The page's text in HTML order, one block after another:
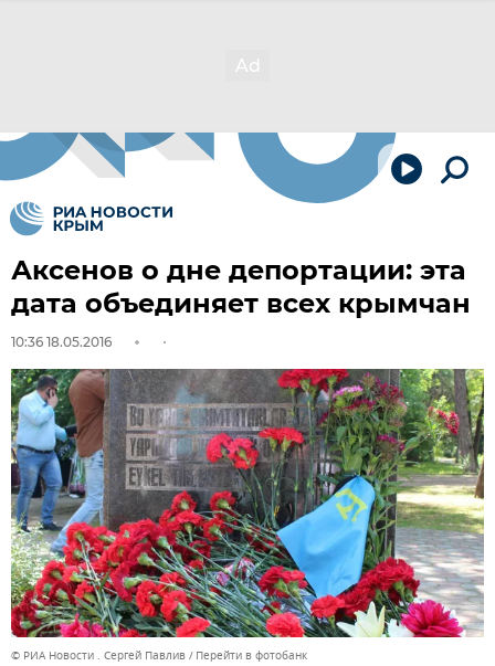
Аксенов о дне депортации: эта
дата объединяет всех крымчан
10:36 18.05.2016
© РИА Новости . Сергей Павлив Перейти в фотобанк